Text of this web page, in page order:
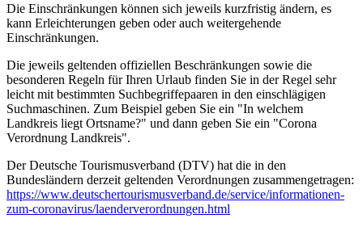
Die Einschränkungen können sich jeweils kurzfristig ändern, es
kann Erleichterungen geben oder auch weitergehende
Einschränkungen.
Die jeweils geltenden offiziellen Beschränkungen sowie die
besonderen Regeln für Ihren Urlaub finden Sie in der Regel sehr
leicht mit bestimmten Suchbegriffepaaren in den einschlägigen
Suchmaschinen. Zum Beispiel geben Sie ein "In welchem
Landkreis liegt Ortsname?" und dann geben Sie ein "Corona
Verordnung Landkreis".
Der Deutsche Tourismusverband (DTV) hat die in den
Bundesländern derzeit geltenden Verordnungen zusammengetragen:
https://www.deutscher­tourismusverband.de/­service/­informationen-
zum-coronavirus/­laenderverordnungen.html